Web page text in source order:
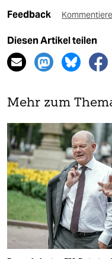
Feedback
Diesen Artikel teilen
Mehr zum